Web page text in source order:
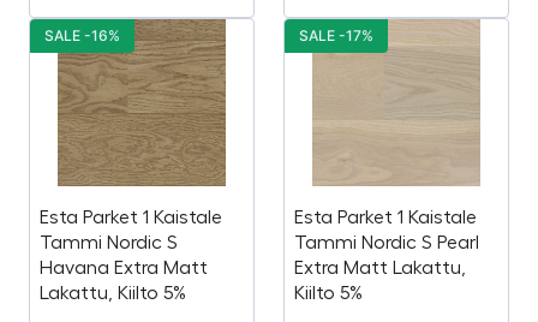
Esta Parket 1 Kaistale
Tammi Nordic S
Havana Extra Matt
Lakattu, Kiilto 5%
SALE -16%
Esta Parket 1 Kaistale
Tammi Nordic S Pearl
Extra Matt Lakattu,
Kiilto 5%
SALE -17%